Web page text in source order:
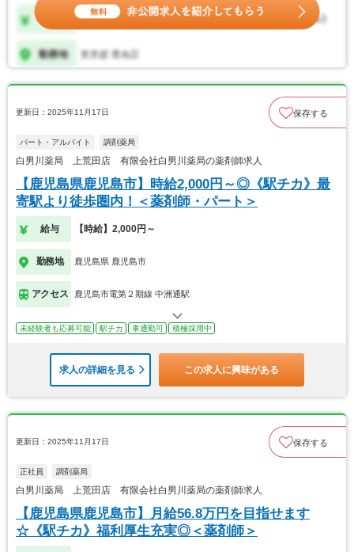
更新日：2025年11月17日 保存する
パート・アルバイト 調剤薬局
白男川薬局 上荒田店 有限会社白男川薬局の薬剤師求人
【鹿児島県鹿児島市】時給2,000円～◎《駅チカ》最
寄駅より徒歩圏内！＜薬剤師・パート＞
給与 【時給】2,000円～
勤務地 鹿児島県 鹿児島市
アクセス 鹿児島市電第２期線 中洲通駅
未経験者も応募可能 駅チカ 車通勤可 積極採用中
求人の詳細を見る この求人に興味がある
更新日：2025年11月17日 保存する
正社員 調剤薬局
白男川薬局 上荒田店 有限会社白男川薬局の薬剤師求人
【鹿児島県鹿児島市】月給56.8万円を目指せます
☆《駅チカ》福利厚生充実◎＜薬剤師＞